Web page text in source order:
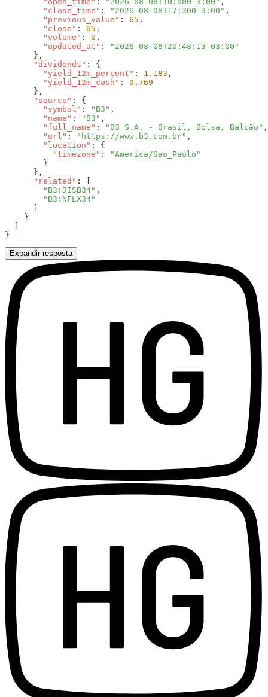
        "close_time"
: "2026-08-08T17:300-3:00"
        "previous_value"
: 65
        "close"
: 65
        "volume"
: 0
        "updated_at"
:
      "dividends"
        "yield_12m_percent"
: 1.183
        "yield_12m_cash"
:
      "source"
        "symbol"
: "B3"
        "name"
: "B3"
        "full_name"
:
"B3 S.A. - Brasil, Bolsa, Balcão"
        "url"
: "https://www.b3.com.br"
        "location"
          "timezone"
:
      "related"
        "B3:DISB34"
Expandir resposta